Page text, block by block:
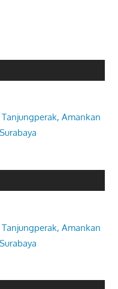
Amankan
Amankan